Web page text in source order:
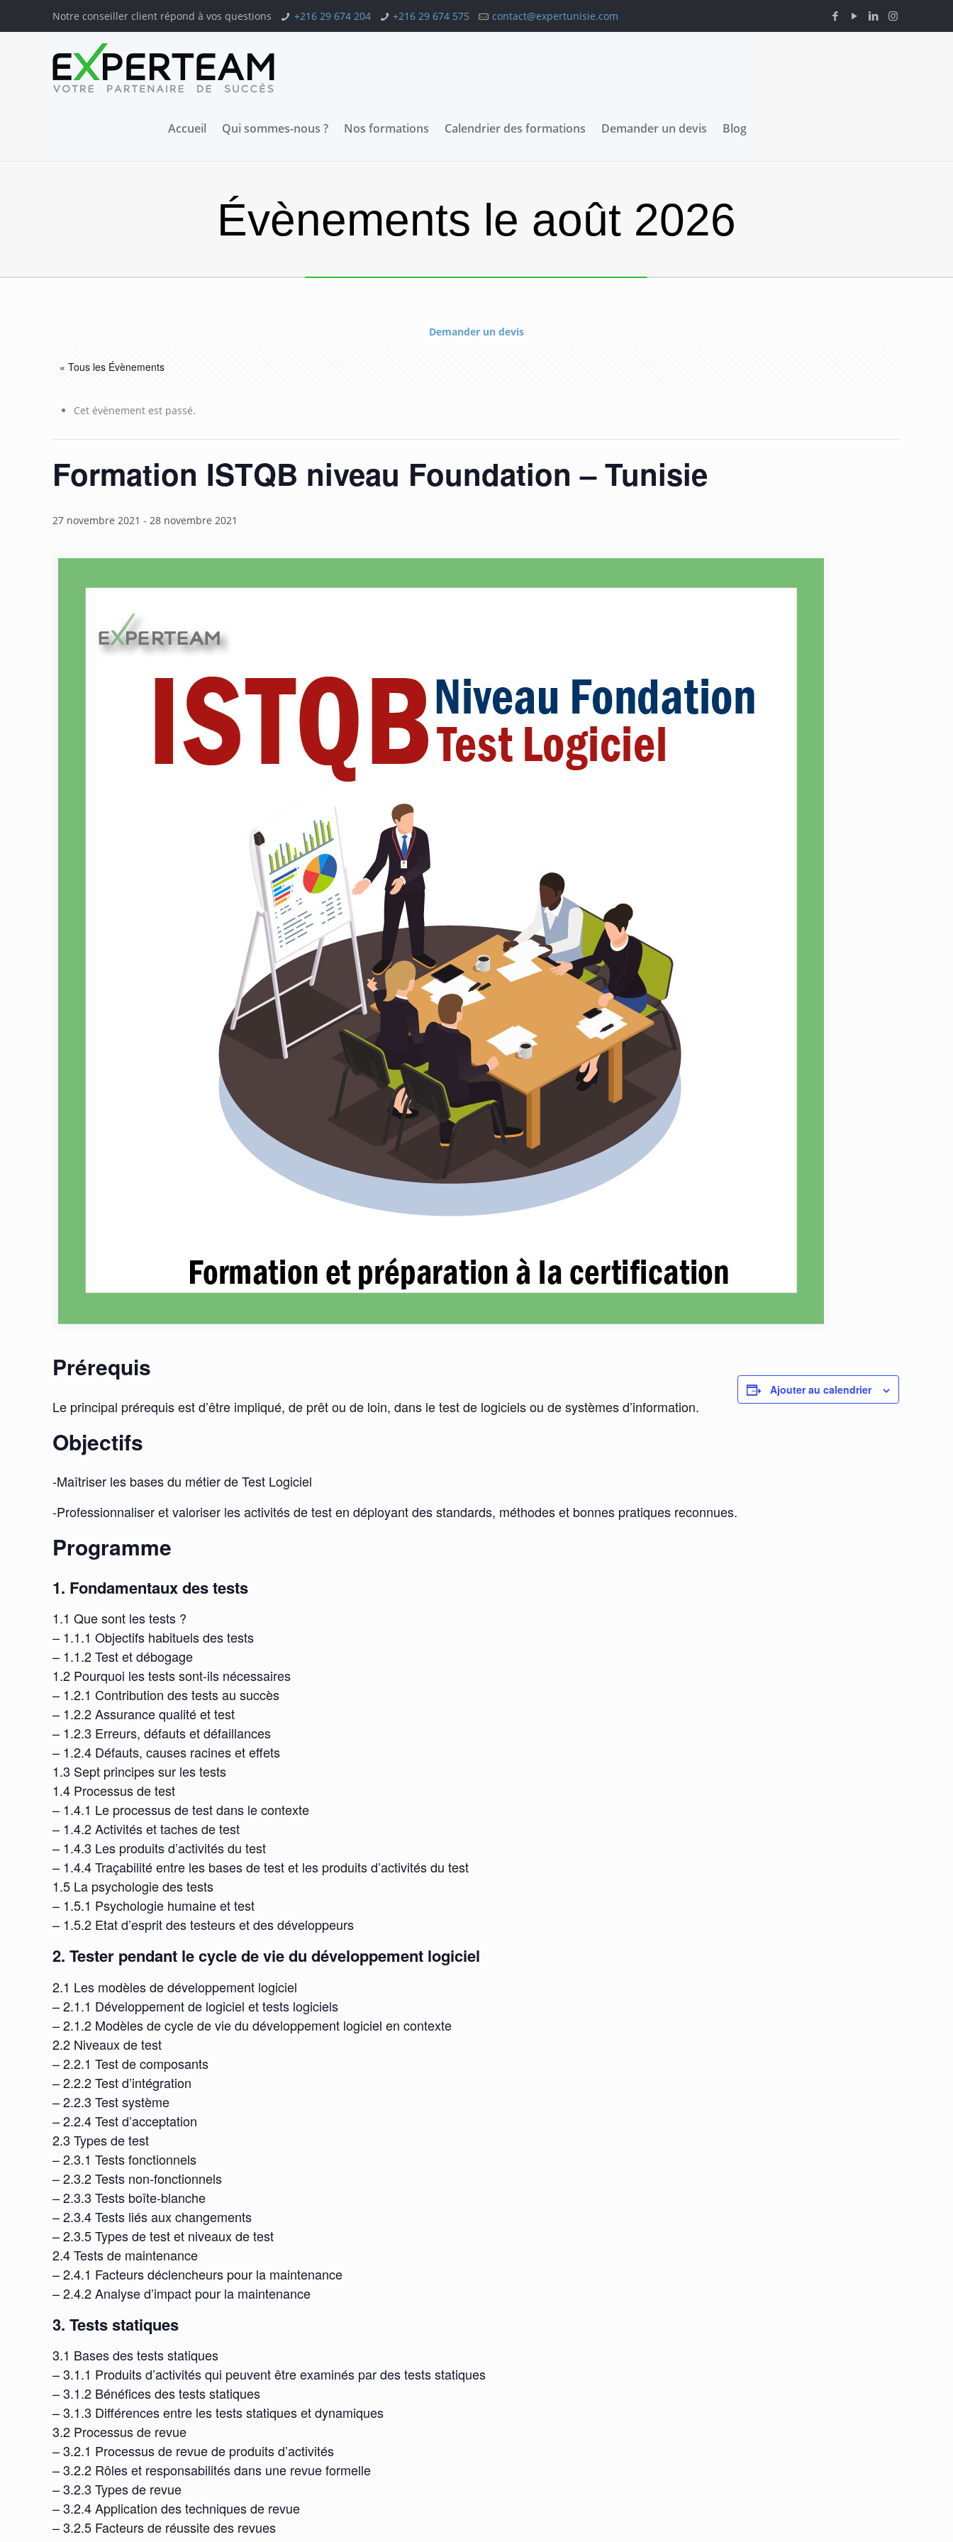
Notre conseiller client répond à vos questions +216 29 674 204 +216 29 674 575 contact@expertunisie.com
Accueil Qui sommes-nous ? Nos formations Calendrier des formations Demander un devis Blog
Évènements le août 2026
Demander un devis
« Tous les Évènements
Cet évènement est passé.
Formation ISTQB niveau Foundation – Tunisie
27 novembre 2021 -28 novembre 2021
Prérequis
Le principal prérequis est d’être impliqué, de prêt ou de loin, dans le test de logiciels ou de systèmes d’information.
Objectifs
-Maîtriser les bases du métier de Test Logiciel
-Professionnaliser et valoriser les activités de test en déployant des standards, méthodes et bonnes pratiques reconnues.
Programme
1. Fondamentaux des tests
1.1 Que sont les tests ?
– 1.1.1 Objectifs habituels des tests
– 1.1.2 Test et débogage
1.2 Pourquoi les tests sont-ils nécessaires
– 1.2.1 Contribution des tests au succès
– 1.2.2 Assurance qualité et test
– 1.2.3 Erreurs, défauts et défaillances
– 1.2.4 Défauts, causes racines et effets
1.3 Sept principes sur les tests
1.4 Processus de test
– 1.4.1 Le processus de test dans le contexte
– 1.4.2 Activités et taches de test
– 1.4.3 Les produits d’activités du test
– 1.4.4 Traçabilité entre les bases de test et les produits d’activités du test
1.5 La psychologie des tests
– 1.5.1 Psychologie humaine et test
– 1.5.2 Etat d’esprit des testeurs et des développeurs
2. Tester pendant le cycle de vie du développement logiciel
2.1 Les modèles de développement logiciel
– 2.1.1 Développement de logiciel et tests logiciels
– 2.1.2 Modèles de cycle de vie du développement logiciel en contexte
2.2 Niveaux de test
– 2.2.1 Test de composants
– 2.2.2 Test d’intégration
– 2.2.3 Test système
– 2.2.4 Test d’acceptation
2.3 Types de test
– 2.3.1 Tests fonctionnels
– 2.3.2 Tests non-fonctionnels
– 2.3.3 Tests boîte-blanche
– 2.3.4 Tests liés aux changements
– 2.3.5 Types de test et niveaux de test
2.4 Tests de maintenance
– 2.4.1 Facteurs déclencheurs pour la maintenance
– 2.4.2 Analyse d’impact pour la maintenance
3. Tests statiques
3.1 Bases des tests statiques
– 3.1.1 Produits d’activités qui peuvent être examinés par des tests statiques
– 3.1.2 Bénéfices des tests statiques
– 3.1.3 Différences entre les tests statiques et dynamiques
3.2 Processus de revue
– 3.2.1 Processus de revue de produits d’activités
– 3.2.2 Rôles et responsabilités dans une revue formelle
– 3.2.3 Types de revue
– 3.2.4 Application des techniques de revue
– 3.2.5 Facteurs de réussite des revues
Ajouter au calendrier